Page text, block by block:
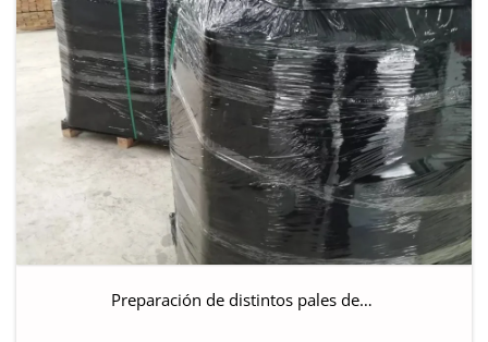
Preparación de distintos pales de…